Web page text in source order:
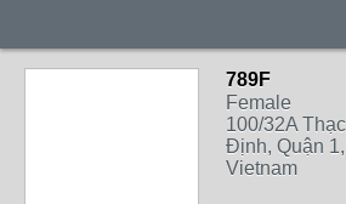
789F
Female
100/32A
Định, Quận
Vietnam